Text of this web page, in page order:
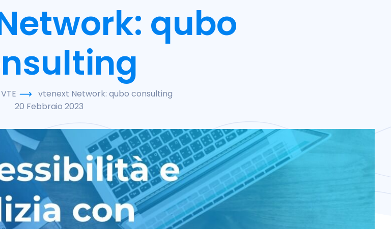
qubo
vtenext Network: qubo consulting
20 Febbraio 2023